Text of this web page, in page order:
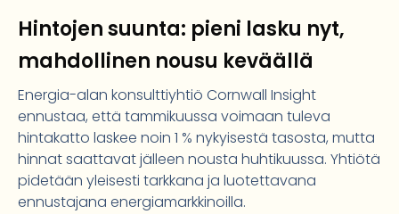
Hintojen suunta: pieni lasku nyt,
mahdollinen nousu keväällä
Energia-alan konsulttiyhtiö Cornwall Insight
ennustaa, että tammikuussa voimaan tuleva
hintakatto laskee noin 1 % nykyisestä tasosta, mutta
hinnat saattavat jälleen nousta huhtikuussa. Yhtiötä
pidetään yleisesti tarkkana ja luotettavana
ennustajana energiamarkkinoilla.